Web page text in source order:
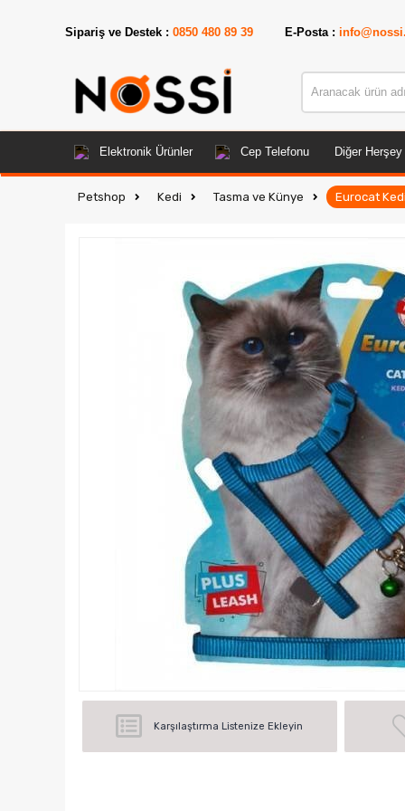
Sipariş ve Destek : 0850 480 89 39 E-Posta :
Elektronik Ürünler Cep Telefonu Diğer Herşey
Petshop Kedi Tasma ve Künye Eurocat
Karşılaştırma Listenize Ekleyin